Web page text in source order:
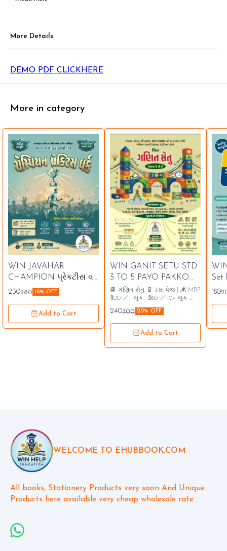
More Details
DEMO PDF CLICKHERE
More in category
⭐ Bestseller
🤩 Trending
WIN JAVAHAR
CHAMPION પ્રેકટીસ વર્ક
2026 27
230280 18% OFF
Add to Cart
⭐ Bestseller
🤩 Trending
WIN GANIT SETU STD
3 TO 5 PAYO PAKKO
KARVA MATHS 2026 27
📘 ગણિત સેતુ 📄 316 પેજ | 💰 MRP
₹300 ✅ 1 બુક : ₹260 ✅ 10+ બુક :
240300 20% OFF
Add to Cart
⭐
Set
180
WELCOME TO EHUBBOOK.COM
All books, Stationery Products very soon And Unique
Products here available very cheap wholesale rate...